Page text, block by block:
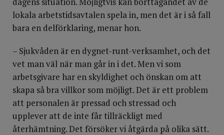
lokala arbetstidsavtalen spela in, men det är i så fall
bara en delförklaring, menar hon.
– Sjukvåden är en dygnet-runt-verksamhet, och det
vet man väl när man går in i det. Men vi som
arbetsgivare har en skyldighet och önskan om att
skapa så bra villkor som möjligt. Det är ett problem
att personalen är pressad och stressad och
upplever att de inte får tillräckligt med
återhämtning. Det försöker vi åtgärda på olika sätt.